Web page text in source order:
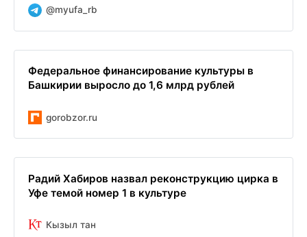
@myufa_rb
Федеральное финансирование культуры в
Башкирии выросло до 1,6 млрд рублей
gorobzor.ru
Радий Хабиров назвал реконструкцию цирка в
Уфе темой номер 1 в культуре
Кызыл тан